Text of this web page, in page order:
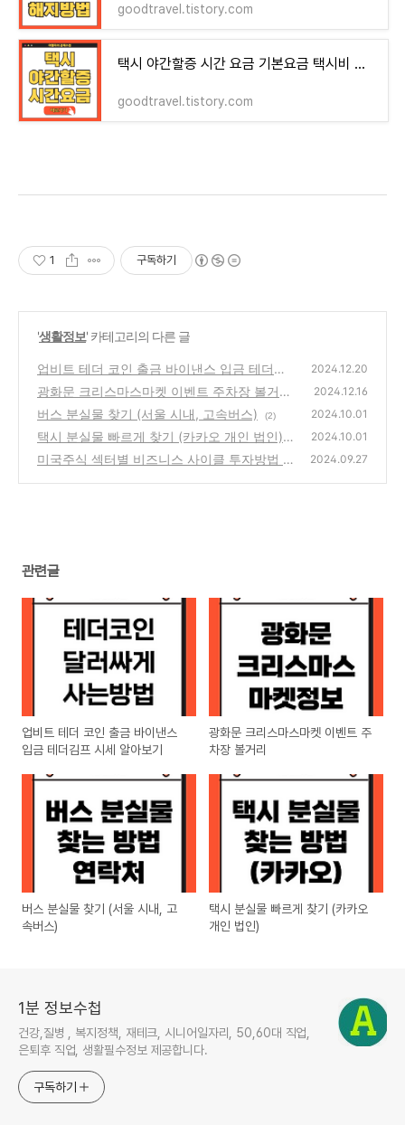
goodtravel.tistory.com
택시 야간할증 시간 요금 기본요금 택시비 계산기
goodtravel.tistory.com
1 구독하기
'생활정보' 카테고리의 다른 글
업비트 테더 코인 출금 바이낸스 입금 테더김
프 시세 알아보기
(1)
2024.12.20
광화문 크리스마스마켓 이벤트 주차장 볼거리
(4)
2024.12.16
버스 분실물 찾기 (서울 시내, 고속버스) (2) 2024.10.01
택시 분실물 빠르게 찾기 (카카오 개인 법인)
(12)
2024.10.01
미국주식 섹터별 비즈니스 사이클 투자방법 총
2024.09.27
관련글
업비트 테더 코인 출금 바이낸스
입금 테더김프 시세 알아보기
광화문 크리스마스마켓 이벤트 주
차장 볼거리
버스 분실물 찾기 (서울 시내, 고
속버스)
택시 분실물 빠르게 찾기 (카카오
개인 법인)
1분 정보수첩
건강,질병 , 복지정책, 재테크, 시니어일자리, 50,60대 직업,
은퇴후 직업, 생활필수정보 제공합니다.
구독하기